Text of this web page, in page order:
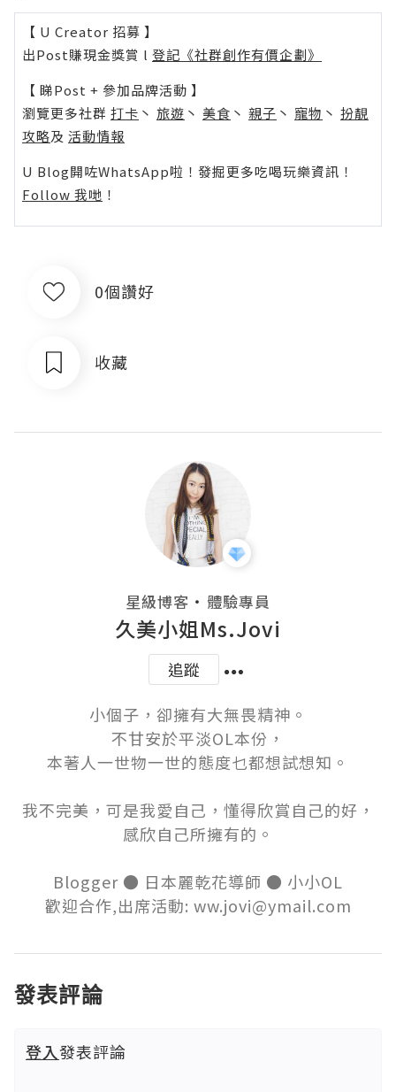
【 U Creator 招募 】
出Post賺現金獎賞 l 登記《社群創作有價企劃》
【 睇Post + 參加品牌活動 】
瀏覽更多社群 打卡 丶 旅遊 丶 美食 丶 親子 丶 寵物 丶 扮靚
攻略及 活動情報
U Blog開咗WhatsApp啦！發掘更多吃喝玩樂資訊！
Follow 我哋 ！
0個讚好
收藏
星級博客 ・ 體驗專員
久美小姐Ms.Jovi
追蹤
小個子，卻擁有大無畏精神。
不甘安於平淡OL本份，
本著人一世物一世的態度乜都想試想知。
我不完美，可是我愛自己，懂得欣賞自己的好，
感欣自己所擁有的。
Blogger ● 日本麗乾花導師 ● 小小OL
歡迎合作,出席活動: ww.jovi@ymail.com
發表評論
登入發表評論